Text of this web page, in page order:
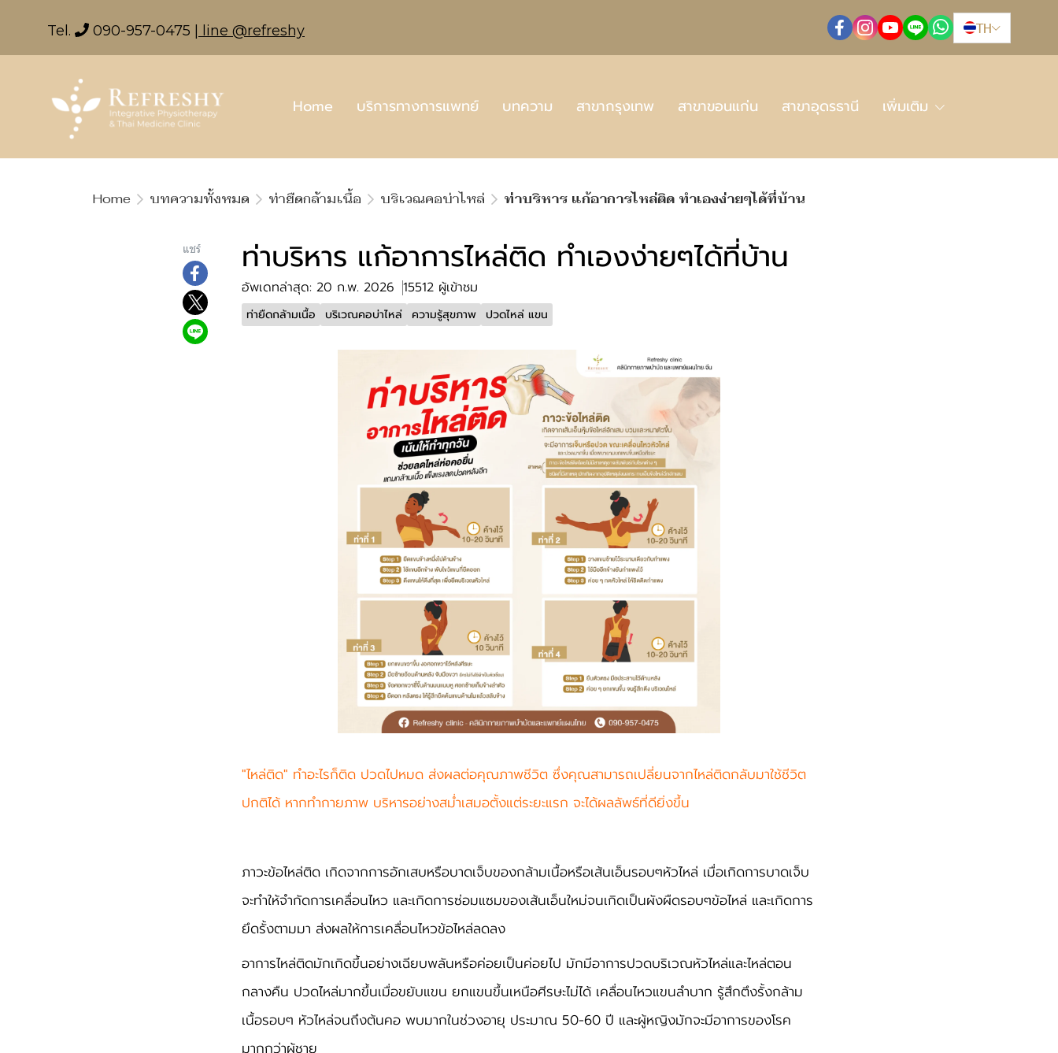
Tel. 090-957-0475 | line @refreshy TH
Home บริการทางการแพทย์ บทความ สาขากรุงเทพ สาขาขอนแก่น สาขาอุดรธานี เพิ่มเติม
Home บทความทั้งหมด ท่ายืดกล้ามเนื้อ บริเวณคอบ่าไหล่ ท่าบริหาร แก้อาการไหล่ติด ทำเองง่ายๆได้ที่บ้าน
แชร์ ท่าบริหาร แก้อาการไหล่ติด ทำเองง่ายๆได้ที่บ้าน
อัพเดทล่าสุด: 20 ก.พ. 2026 15512 ผู้เข้าชม
ท่ายืดกล้ามเนื้อ บริเวณคอบ่าไหล่ ความรู้สุขภาพ ปวดไหล่ แขน
"ไหล่ติด" ทำอะไรก็ติด ปวดไปหมด ส่งผลต่อคุณภาพชีวิต ซึ่งคุณสามารถเปลี่ยนจากไหล่ติดกลับมาใช้ชีวิต
ปกติได้ หากทำกายภาพ บริหารอย่างสม่ำเสมอตั้งแต่ระยะแรก จะได้ผลลัพธ์ที่ดียิ่งขึ้น
ภาวะข้อไหล่ติด เกิดจากการอักเสบหรือบาดเจ็บของกล้ามเนื้อหรือเส้นเอ็นรอบๆหัวไหล่ เมื่อเกิดการบาดเจ็บ
จะทำให้จำกัดการเคลื่อนไหว และเกิดการซ่อมแซมของเส้นเอ็นใหม่จนเกิดเป็นผังผืดรอบๆข้อไหล่ และเกิดการ
ยึดรั้งตามมา ส่งผลให้การเคลื่อนไหวข้อไหล่ลดลง
อาการไหล่ติดมักเกิดขึ้นอย่างเฉียบพลันหรือค่อยเป็นค่อยไป มักมีอาการปวดบริเวณหัวไหล่และไหล่ตอน
กลางคืน ปวดไหล่มากขึ้นเมื่อขยับแขน ยกแขนขึ้นเหนือศีรษะไม่ได้ เคลื่อนไหวแขนลำบาก รู้สึกตึงรั้งกล้าม
เนื้อรอบๆ หัวไหล่จนถึงต้นคอ พบมากในช่วงอายุ ประมาณ 50-60 ปี และผู้หญิงมักจะมีอาการของโรค
มากกว่าผู้ชาย